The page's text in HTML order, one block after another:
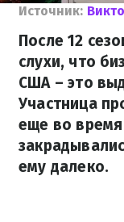
Источник:
После 12
слухи, что
США – это
Участница
еще во
ему далеко.